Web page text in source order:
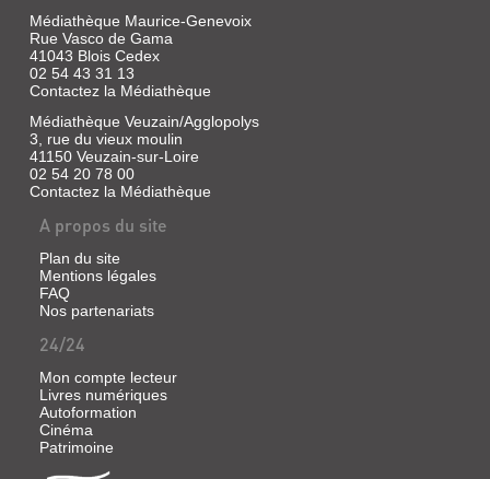
Médiathèque Maurice-Genevoix
Rue Vasco de Gama
41043 Blois Cedex
02 54 43 31 13
Contactez la Médiathèque
Médiathèque Veuzain/Agglopolys
3, rue du vieux moulin
41150 Veuzain-sur-Loire
02 54 20 78 00
Contactez la Médiathèque
A propos du site
Plan du site
Mentions légales
FAQ
Nos partenariats
24/24
Mon compte lecteur
Livres numériques
Autoformation
Cinéma
Patrimoine